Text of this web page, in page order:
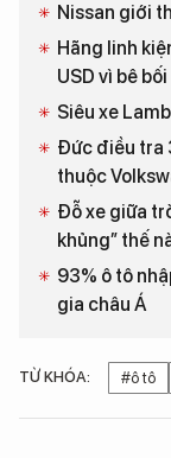
Nissan giới
Hãng linh
USD vì bê
Siêu xe
Đức điều tra
thuộc
Đỗ xe giữa
khủng” thế
93% ô tô
gia châu Á
TỪ KHÓA: #ô tô